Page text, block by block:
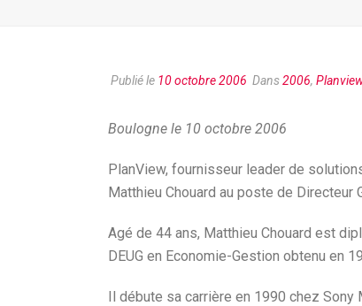
Publié le 10 octobre 2006 Dans2006,
Boulogne le 10 octobre 2006
PlanView, fournisseur leader de
Matthieu Chouard au poste de Directeur
Agé de 44 ans, Matthieu Chouard est
DEUG en Economie-Gestion obtenu en
Il débute sa carrière en 1990 chez Sony